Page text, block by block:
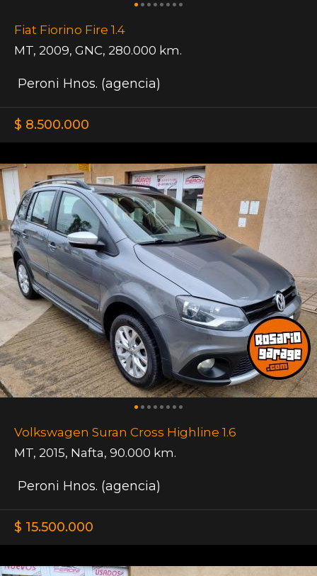
Fiat Fiorino Fire 1.4
MT, 2009, GNC, 280.000 km.
Peroni Hnos. (agencia)
$ 8.500.000
Volkswagen Suran Cross Highline 1.6
MT, 2015, Nafta, 90.000 km.
Peroni Hnos. (agencia)
$ 15.500.000